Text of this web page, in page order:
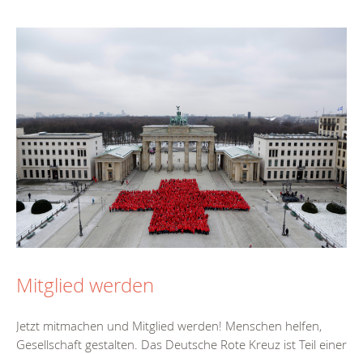
Mitglied werden
Jetzt mitmachen und Mitglied werden! Menschen helfen,
Gesellschaft gestalten. Das Deutsche Rote Kreuz ist Teil einer